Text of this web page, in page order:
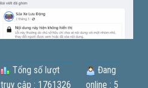
Tổng số lượt
truy cập : 1761326
Đang
online : 5